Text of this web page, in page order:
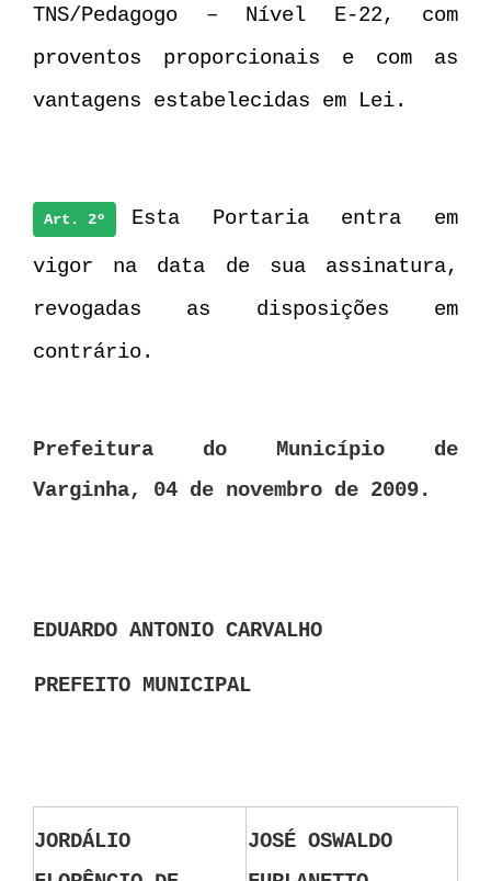
TNS/Pedagogo – Nível E-22, com
proventos proporcionais e com as
vantagens estabelecidas em Lei.
Art. 2º
Esta Portaria entra em
vigor na data de sua assinatura,
revogadas as disposições em
contrário.
Prefeitura do Município de
Varginha, 04 de novembro de 2009.
EDUARDO ANTONIO CARVALHO
PREFEITO MUNICIPAL
JORDÁLIO
JOSÉ OSWALDO